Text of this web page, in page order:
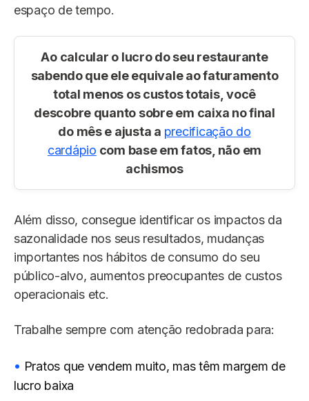
espaço de tempo.
Ao calcular o lucro do seu restaurante
sabendo que ele equivale aofaturamento
total menos os custos totais,você
descobre quanto sobre em caixa no final
do mês e ajusta a precificação do
cardápio com base em fatos, não em
achismos
Além disso, consegue identificar os impactos da
sazonalidade nos seus resultados, mudanças
importantes nos hábitos de consumo do seu
público-alvo, aumentos preocupantes de custos
operacionais etc.
Trabalhe sempre com atenção redobrada para:
Pratos que vendem muito, mas têm margem de
lucro baixa